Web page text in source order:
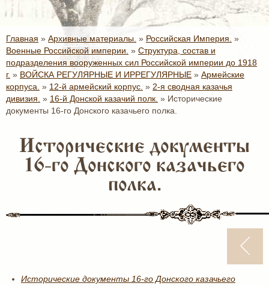
Главная » Архивные материалы. » Российская Империя. »
Военные Российской империи. » Структура, состав и
подразделения вооруженных сил Российской империи до 1918
г. » ВОЙСКА РЕГУЛЯРНЫЕ И ИРРЕГУЛЯРНЫЕ » Армейские
корпуса. » 12-й армейский корпус. » 2-я сводная казачья
дивизия. » 16-й Донской казачий полк. » Исторические
документы 16-го Донского казачьего полка.
Исторические документы
16-го Донского казачьего
полка.
Исторические документы 16-го Донского казачьего